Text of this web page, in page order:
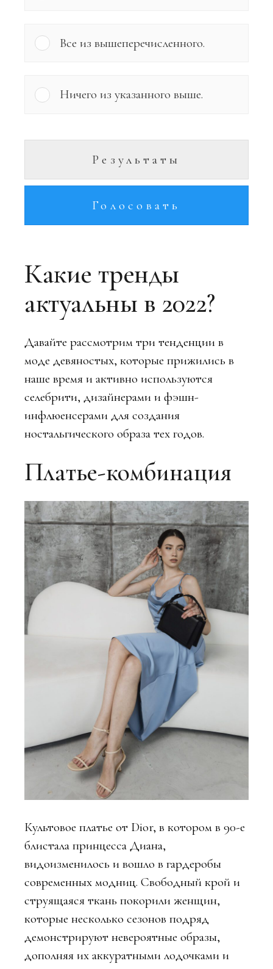
Все из вышеперечисленного.
Ничего из указанного выше.
Результаты
Голосовать
Какие тренды
актуальны в 2022?
Давайте рассмотрим три тенденции в
моде девяностых, которые прижились в
наше время и активно используются
селебрити, дизайнерами и фэшн-
инфлюенсерами для создания
ностальгического образа тех годов.
Платье-комбинация
Культовое платье от Dior, в котором в 90-е
блистала принцесса Диана,
видоизменилось и вошло в гардеробы
современных модниц. Свободный крой и
струящаяся ткань покорили женщин,
которые несколько сезонов подряд
демонстрируют невероятные образы,
дополняя их аккуратными лодочками и